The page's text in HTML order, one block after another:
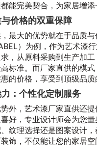
能完美契合，为家居增添
价格的双重保障
最大的优势就在于品质
）为例，作为艺术漆
，从原料采购到生产加工
标准。而厂家直供的模式
的价格，享受到顶级品质
：个性化定制服务
外，艺术漆厂家直供还
好，专业设计师会为您
纹理选择还是图案设计，
饰，不仅能让您的家居